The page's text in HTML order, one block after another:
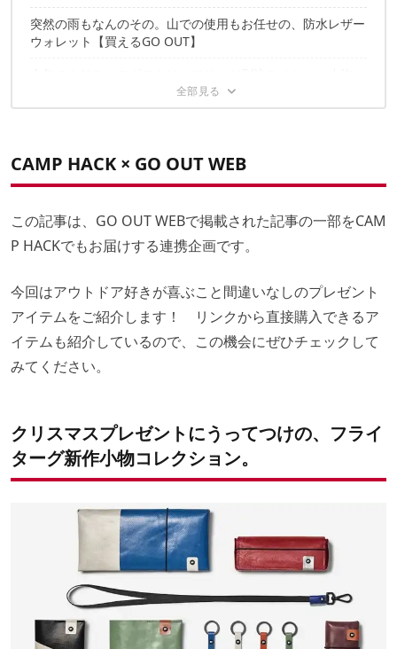
突然の雨もなんのその。山での使用もお任せの、防水レザー
ウォレット【買えるGO OUT】
決まり！【買えるGO OUT】
CAMP HACK × GO OUT WEB
この記事は、GO OUT WEBで掲載された記事の一部をCAM
P HACKでもお届けする連携企画です。
今回はアウトドア好きが喜ぶこと間違いなしのプレゼント
アイテムをご紹介します！ リンクから直接購入できるア
イテムも紹介しているので、この機会にぜひチェックして
みてください。
クリスマスプレゼントにうってつけの、フライ
ターグ新作小物コレクション。